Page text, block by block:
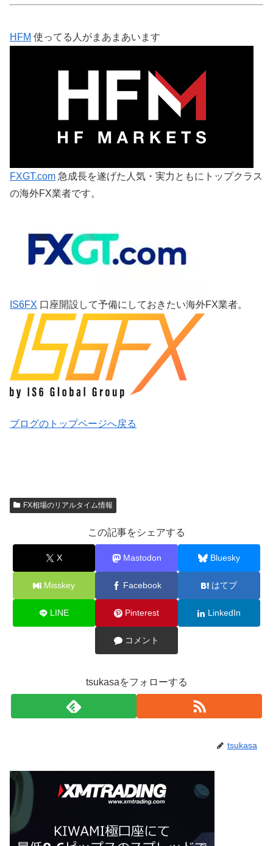
HFM 使ってる人がまあまあいます
FXGT.com 急成長を遂げた人気・実力ともにトップクラス
の海外FX業者です。
IS6FX 口座開設して予備にしておきたい海外FX業者。
ブログのトップページへ戻る
FX相場のリアルタイム情報
この記事をシェアする
X Mastodon Bluesky
Misskey Facebook はてブ
LINE Pinterest LinkedIn
コメント
tsukasaをフォローする
tsukasa